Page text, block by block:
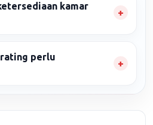
kamar
rating perlu